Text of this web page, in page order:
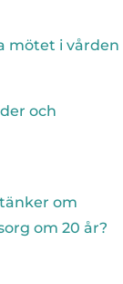
mötet i vården
och
om
om 20 år?